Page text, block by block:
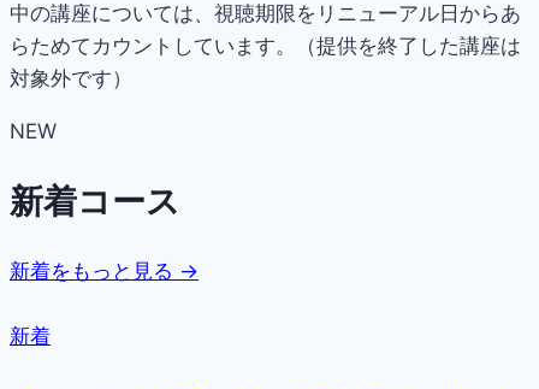
中の講座については、視聴期限をリニューアル日からあ
らためてカウントしています。（提供を終了した講座は
対象外です）
NEW
新着コース
新着をもっと見る →
新着